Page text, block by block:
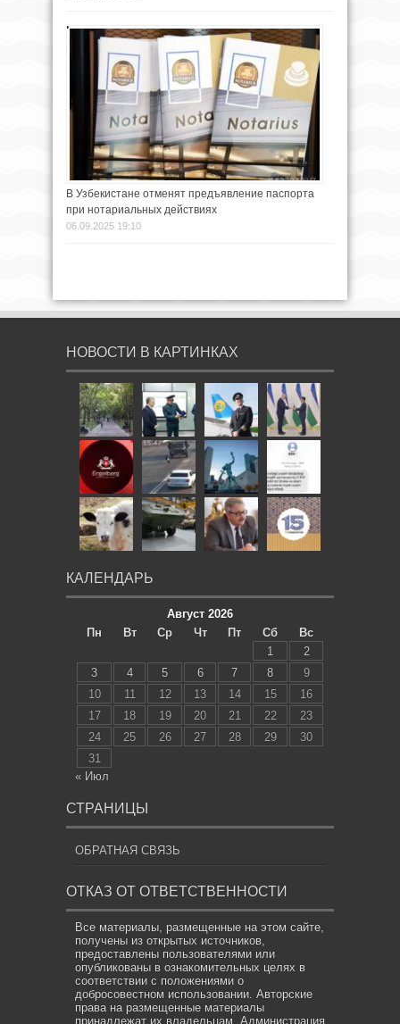
В Узбекистане отменят предъявление паспорта
при нотариальных действиях
06.09.2025 19:10
НОВОСТИ В КАРТИНКАХ
КАЛЕНДАРЬ
Август 2026
Пн
Вт Ср Чт Пт Сб
Вс
1
2
3
4 5 6 7 8
9
10
11 12 13 14 15
16
17
18 19 20 21 22
23
24
25 26 27 28 29
30
31
« Июл
СТРАНИЦЫ
ОБРАТНАЯ СВЯЗЬ
ОТКАЗ ОТ ОТВЕТСТВЕННОСТИ
Все материалы, размещенные на этом сайте,
получены из открытых источников,
предоставлены пользователями или
опубликованы в ознакомительных целях в
соответствии с положениями о
добросовестном использовании. Авторские
права на размещенные материалы
принадлежат их владельцам. Администрация